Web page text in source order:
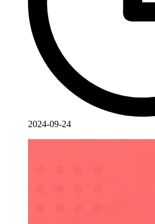
2024-09-24